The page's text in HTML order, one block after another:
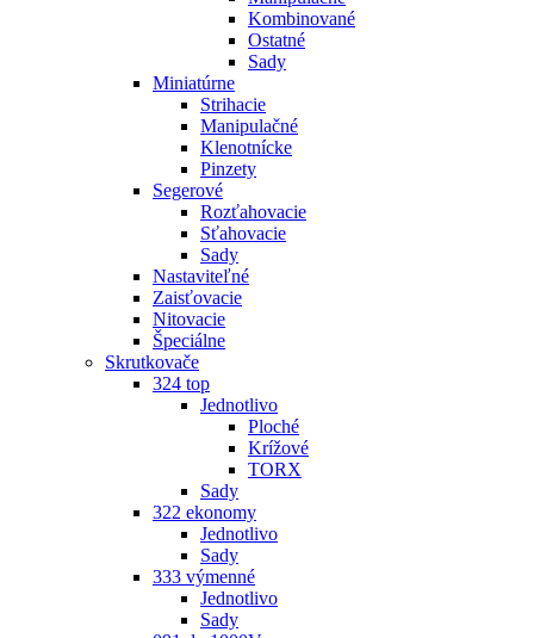
Kombinované
Ostatné
Sady
Miniatúrne
Strihacie
Manipulačné
Klenotnícke
Pinzety
Segerové
Rozťahovacie
Sťahovacie
Sady
Nastaviteľné
Zaisťovacie
Nitovacie
Špeciálne
Skrutkovače
324 top
Jednotlivo
Ploché
Krížové
TORX
Sady
322 ekonomy
Jednotlivo
Sady
333 výmenné
Jednotlivo
Sady